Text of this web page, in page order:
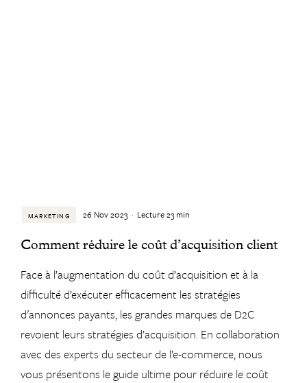
MARKETING 26 Nov 2023 · Lecture23 min
Comment réduire le coût d’acquisition client
Face à l’augmentation du coût d’acquisition et à la
difficulté d’exécuter efficacement les stratégies
d'annonces payants, les grandes marques de D2C
revoient leurs stratégies d’acquisition. En collaboration
avec des experts du secteur de l’e-commerce, nous
vous présentons le guide ultime pour réduire le coût